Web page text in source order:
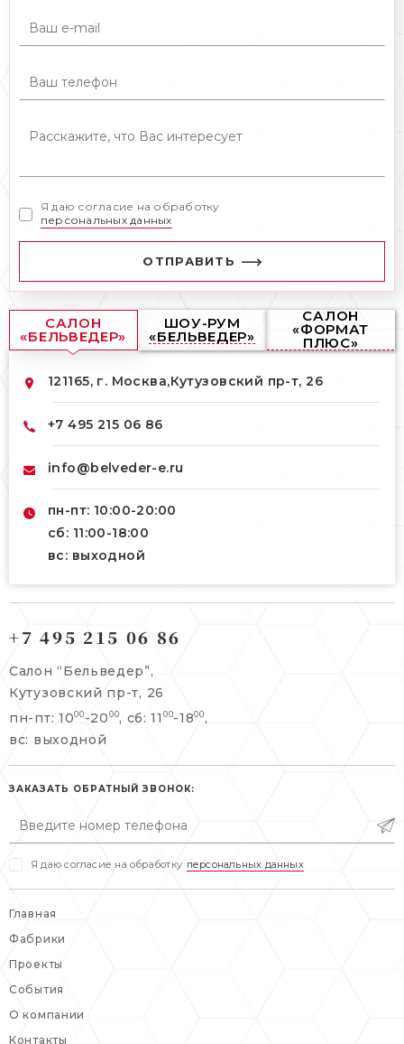
Я даю согласие на обработку
персональных данных
ОТПРАВИТЬ
САЛОН
«БЕЛЬВЕДЕР»
ШОУ-РУМ
«БЕЛЬВЕДЕР»
САЛОН
«ФОРМАТ
ПЛЮС»
121165, г. Москва,Кутузовский пр-т, 26
+7 495 215 06 86
info@belveder-e.ru
пн-пт: 10:00-20:00
сб: 11:00-18:00
вс: выходной
info@belveder-e.ru
пн-пт: 10:00-20:00
сб, вс: выходной
Берсеневский переулок, 3/10с7
+7 495 477 45 43
info@belveder-e.ru
пн-пт: 10:00-19:00
сб: выходной
+7 495 215 06 86
Салон “Бельведер”,
Кутузовский пр-т, 26
пн-пт: 1000 -20 00, сб: 11 00-1800,
вс: выходной
ЗАКАЗАТЬ ОБРАТНЫЙ ЗВОНОК:
Я даю согласие на обработку персональных данных
Главная
Фабрики
Проекты
События
О компании
Контакты